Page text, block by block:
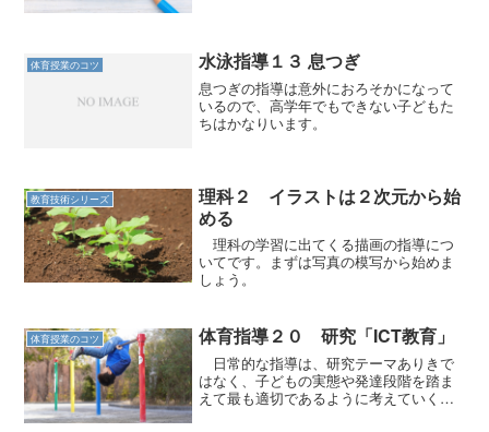
体育授業のコツ 水泳指導１３ 息つぎ
息つぎの指導は意外におろそかになって
いるので、高学年でもできない子どもた
ちはかなりいます。
教育技術シリーズ
理科２ イラストは２次元から始
める
理科の学習に出てくる描画の指導につ
いてです。まずは写真の模写から始めま
しょう。
体育授業のコツ 体育指導２０ 研究「ICT教育」
日常的な指導は、研究テーマありきで
はなく、子どもの実態や発達段階を踏ま
えて最も適切であるように考えていく必